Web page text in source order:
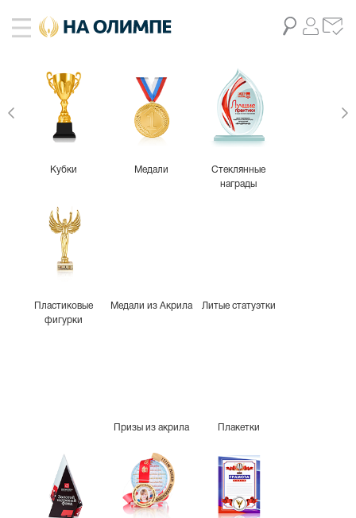
Кубки Медали
Стеклянные
награды
Пластиковые
фигурки
Медали из Акрила Литые статуэтки
Призы из акрила Плакетки